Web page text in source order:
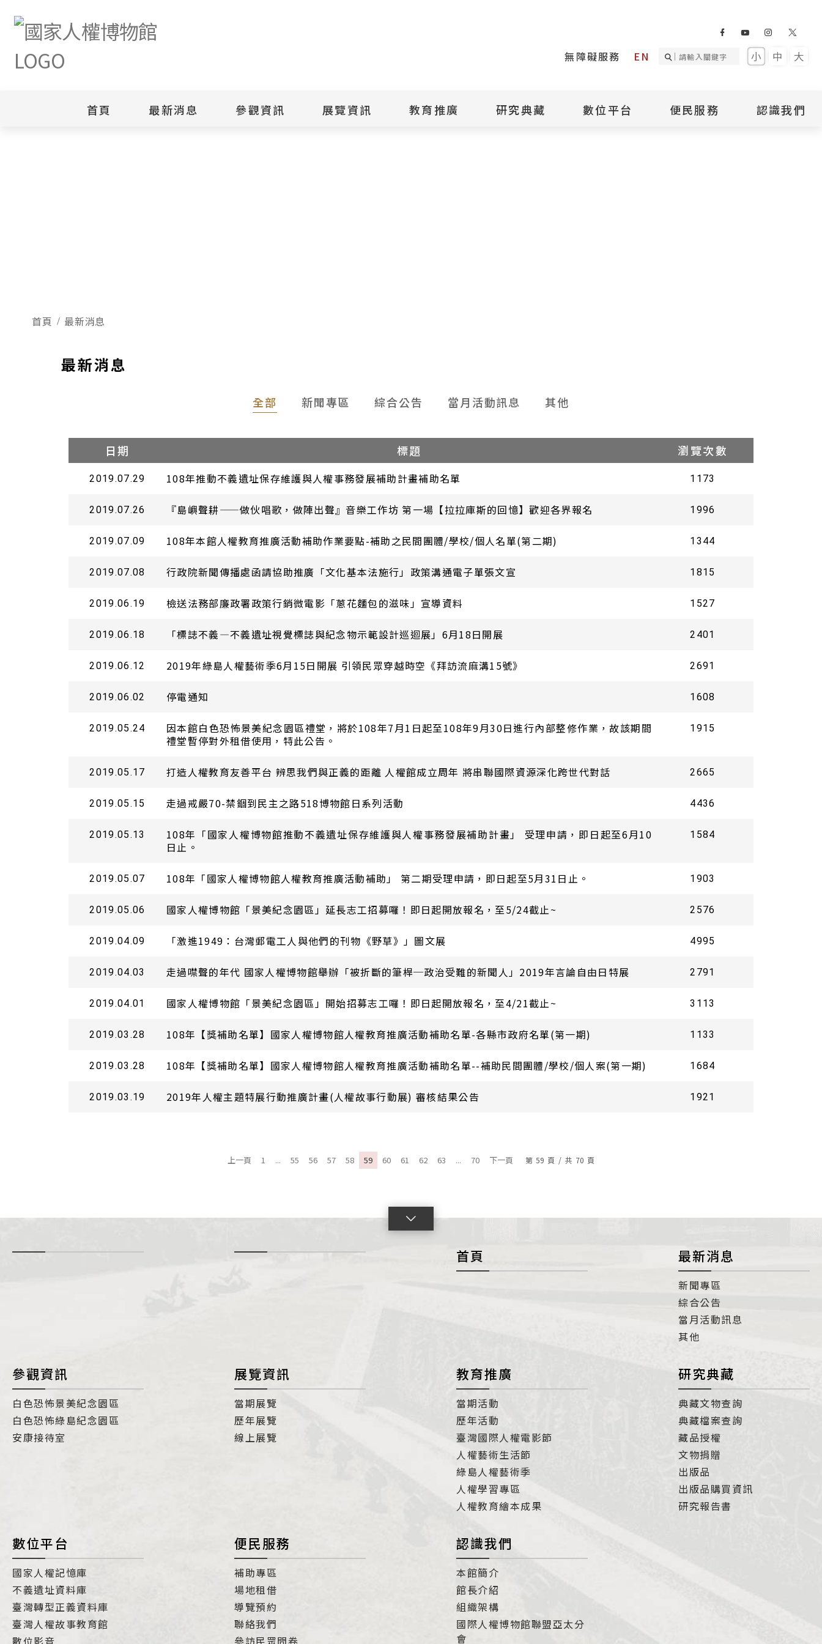
無障礙服務 EN
搜
小 中 大
首頁 最新消息 參觀資訊 展覽資訊 教育推廣 研究典藏 數位平台 便民服務 認識我們
首頁 最新消息
最新消息
全部 新聞專區 綜合公告 當月活動訊息 其他
日期 標題 瀏覽次數
2019.07.29 108年推動不義遺址保存維護與人權事務發展補助計畫補助名單 1173
2019.07.26 『島嶼聲耕——做伙唱歌，做陣出聲』音樂工作坊 第一場【拉拉庫斯的回憶】歡迎各界報名 1996
2019.07.09 108年本館人權教育推廣活動補助作業要點-補助之民間團體/學校/個人名單(第二期) 1344
2019.07.08 行政院新聞傳播處函請協助推廣「文化基本法施行」政策溝通電子單張文宣 1815
2019.06.19 檢送法務部廉政署政策行銷微電影「蔥花麵包的滋味」宣導資料 1527
2019.06.18 「標誌不義—不義遺址視覺標誌與紀念物示範設計巡迴展」6月18日開展 2401
2019.06.12 2019年綠島人權藝術季6月15日開展 引領民眾穿越時空《拜訪流麻溝15號》 2691
2019.06.02 停電通知 1608
2019.05.24
因本館白色恐怖景美紀念園區禮堂，將於108年7月1日起至108年9月30日進行內部整修作業，故該期間
禮堂暫停對外租借使用，特此公告。
1915
2019.05.17 打造人權教育友善平台 辨思我們與正義的距離 人權館成立周年 將串聯國際資源深化跨世代對話 2665
2019.05.15 走過戒嚴70-禁錮到民主之路518博物館日系列活動 4436
2019.05.13
108年「國家人權博物館推動不義遺址保存維護與人權事務發展補助計畫」 受理申請，即日起至6月10
日止。
1584
2019.05.07 108年「國家人權博物館人權教育推廣活動補助」 第二期受理申請，即日起至5月31日止。 1903
2019.05.06 國家人權博物館「景美紀念園區」延長志工招募囉！即日起開放報名，至5/24截止~ 2576
2019.04.09 「激進1949：台灣郵電工人與他們的刊物《野草》」圖文展 4995
2019.04.03 走過噤聲的年代 國家人權博物館舉辦「被折斷的筆桿─政治受難的新聞人」2019年言論自由日特展 2791
2019.04.01 國家人權博物館「景美紀念園區」開始招募志工囉！即日起開放報名，至4/21截止~ 3113
2019.03.28 108年【獎補助名單】國家人權博物館人權教育推廣活動補助名單-各縣市政府名單(第一期) 1133
2019.03.28 108年【獎補助名單】國家人權博物館人權教育推廣活動補助名單--補助民間團體/學校/個人案(第一期) 1684
2019.03.19 2019年人權主題特展行動推廣計畫(人權故事行動展) 審核結果公告 1921
上一頁 1 ... 55 56 57 58 59 60 61 62 63 ... 70 下一頁 第 59 頁 / 共 70 頁
點
首頁 最新消息
新聞專區
綜合公告
當月活動訊息
其他
參觀資訊
白色恐怖景美紀念園區
白色恐怖綠島紀念園區
安康接待室
展覽資訊
當期展覽
歷年展覽
線上展覽
教育推廣
當期活動
歷年活動
臺灣國際人權電影節
人權藝術生活節
綠島人權藝術季
人權學習專區
人權教育繪本成果
研究典藏
典藏文物查詢
典藏檔案查詢
藏品授權
文物捐贈
出版品
出版品購買資訊
研究報告書
數位平台
國家人權記憶庫
不義遺址資料庫
臺灣轉型正義資料庫
臺灣人權故事教育館
數位影音
便民服務
補助專區
場地租借
導覽預約
聯絡我們
參訪民眾問卷
認識我們
本館簡介
館長介紹
組織架構
國際人權博物館聯盟亞太分
會